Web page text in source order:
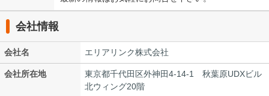
会社情報
会社名 エリアリンク株式会社
会社所在地
東京都千代田区外神田4-14-1 秋葉原UDXビル
北ウィング20階